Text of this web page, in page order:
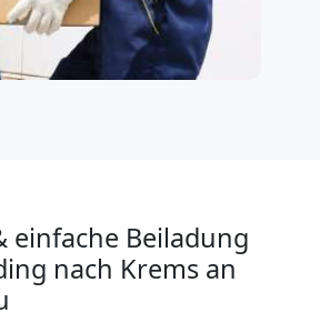
einfache Beiladung
nach Krems an